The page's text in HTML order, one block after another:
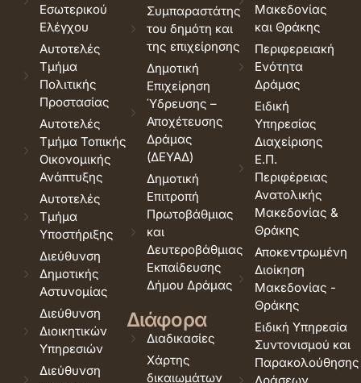
Εσωτερικού
Ελέγχου
Αυτοτελές
Τμήμα
Πολιτικής
Προστασίας
Αυτοτελές
Τμήμα Τοπικής
Οικονομικής
Ανάπτυξης
Αυτοτελές
Τμήμα
Υποστήριξης
Διεύθυνση
Δημοτικής
Αστυνομίας
Διεύθυνση
Διοικητικών
Υπηρεσιών
Διεύθυνση
Συμπαραστάτης
του δημότη και
της επιχείρησης
Δημοτική
Επιχείρηση
Ύδρευσης –
Αποχέτευσης
Δράμας
(ΔΕΥΑΔ)
Δημοτική
Επιτροπή
Πρωτοβάθμιας
και
Δευτεροβάθμιας
Εκπαίδευσης
Δήμου Δράμας
Διάφορα
Διαδικασίες
Χάρτης
δικαιωμάτων
Μακεδονίας
και Θράκης
Περιφερειακή
Ενότητα
Δράμας
Ειδική
Υπηρεσίας
Διαχείρισης
Ε.Π.
Περιφέρειας
Ανατολικής
Μακεδονίας &
Θράκης
Αποκεντρωμένη
Διοίκηση
Μακεδονίας -
Θράκης
Ειδική Υπηρεσία
Συντονισμού και
Παρακολούθησης